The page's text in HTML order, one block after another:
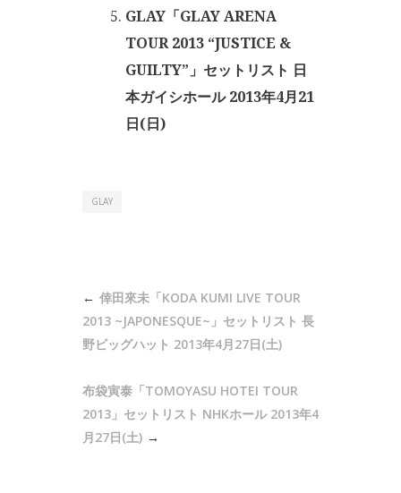
GLAY「GLAY ARENA
TOUR 2013 “JUSTICE &
GUILTY”」セットリスト 日
本ガイシホール 2013年4月21
日(日)
GLAY
倖田來未「KODA KUMI LIVE TOUR
2013 ~JAPONESQUE~」セットリスト 長
野ビッグハット 2013年4月27日(土)
布袋寅泰「TOMOYASU HOTEI TOUR
2013」セットリスト NHKホール 2013年4
月27日(土)